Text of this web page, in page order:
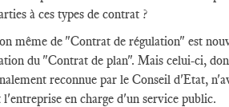
à ces types de contrat ?
même de "Contrat de régulation" est
du "Contrat de plan". Mais celui-ci,
reconnue par le Conseil d'Etat,
en charge d'un service public.